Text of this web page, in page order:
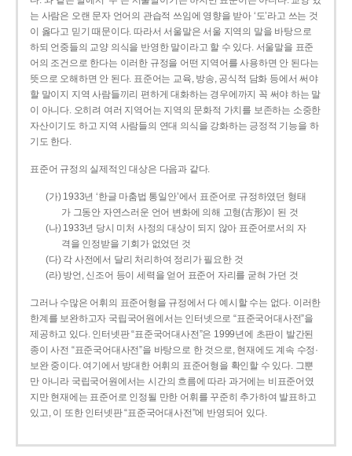
는 사람은 오랜 문자 언어의 관습적 쓰임에 영향을 받아 ‘도’라고 쓰는 것
이 옳다고 믿기 때문이다. 따라서 서울말은 서울 지역의 말을 바탕으로
하되 언중들의 교양 의식을 반영한 말이라고 할 수 있다. 서울말을 표준
어의 조건으로 한다는 이러한 규정을 어떤 지역어를 사용하면 안 된다는
뜻으로 오해하면 안 된다. 표준어는 교육, 방송, 공식적 담화 등에서 써야
할 말이지 지역 사람들끼리 편하게 대화하는 경우에까지 꼭 써야 하는 말
이 아니다. 오히려 여러 지역어는 지역의 문화적 가치를 보존하는 소중한
자산이기도 하고 지역 사람들의 연대 의식을 강화하는 긍정적 기능을 하
기도 한다.
표준어 규정의 실제적인 대상은 다음과 같다.
(가) 1933년 ‘한글 마춤법 통일안’에서 표준어로 규정하였던 형태
가 그동안 자연스러운 언어 변화에 의해 고형(古形)이 된 것
(나) 1933년 당시 미처 사정의 대상이 되지 않아 표준어로서의 자
격을 인정받을 기회가 없었던 것
(다) 각 사전에서 달리 처리하여 정리가 필요한 것
(라) 방언, 신조어 등이 세력을 얻어 표준어 자리를 굳혀 가던 것
그러나 수많은 어휘의 표준어형을 규정에서 다 예시할 수는 없다. 이러한
한계를 보완하고자 국립국어원에서는 인터넷으로 “표준국어대사전”을
제공하고 있다. 인터넷판 “표준국어대사전”은 1999년에 초판이 발간된
종이 사전 “표준국어대사전”을 바탕으로 한 것으로, 현재에도 계속 수정·
보완 중이다. 여기에서 방대한 어휘의 표준어형을 확인할 수 있다. 그뿐
만 아니라 국립국어원에서는 시간의 흐름에 따라 과거에는 비표준어였
지만 현재에는 표준어로 인정될 만한 어휘를 꾸준히 추가하여 발표하고
있고, 이 또한 인터넷판 “표준국어대사전”에 반영되어 있다.